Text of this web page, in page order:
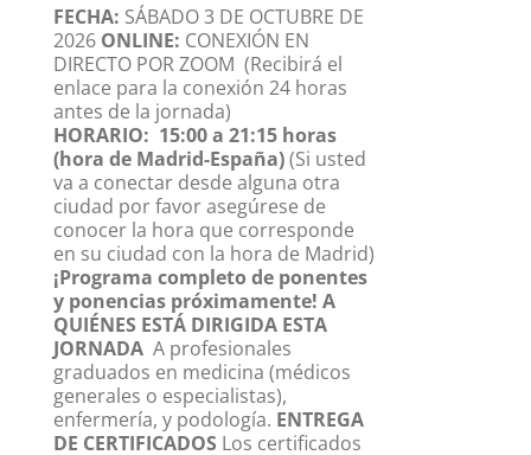
FECHA: SÁBADO 3 DE OCTUBRE DE
2026 ONLINE: CONEXIÓN EN
DIRECTO POR ZOOM (Recibirá el
enlace para la conexión 24 horas
antes de la jornada)
HORARIO: 15:00 a 21:15 horas
(hora de Madrid-España)(Si usted
va a conectar desde alguna otra
ciudad por favor asegúrese de
conocer la hora que corresponde
en su ciudad con la hora de Madrid)
¡Programa completo de ponentes
y ponencias próximamente! A
QUIÉNES ESTÁ DIRIGIDA ESTA
JORNADA A profesionales
graduados en medicina (médicos
generales o especialistas),
enfermería, y podología. ENTREGA
DE CERTIFICADOS Los certificados